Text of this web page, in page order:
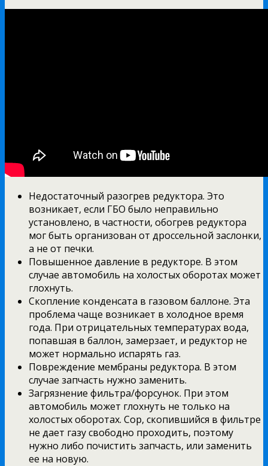
Недостаточный разогрев редуктора. Это
возникает, если ГБО было неправильно
установлено, в частности, обогрев редуктора
мог быть организован от дроссельной заслонки,
а не от печки.
Повышенное давление в редукторе. В этом
случае автомобиль на холостых оборотах может
глохнуть.
Скопление конденсата в газовом баллоне. Эта
проблема чаще возникает в холодное время
года. При отрицательных температурах вода,
попавшая в баллон, замерзает, и редуктор не
может нормально испарять газ.
Повреждение мембраны редуктора. В этом
случае запчасть нужно заменить.
Загрязнение фильтра/форсунок. При этом
автомобиль может глохнуть не только на
холостых оборотах. Сор, скопившийся в фильтре
не дает газу свободно проходить, поэтому
нужно либо почистить запчасть, или заменить
ее на новую.